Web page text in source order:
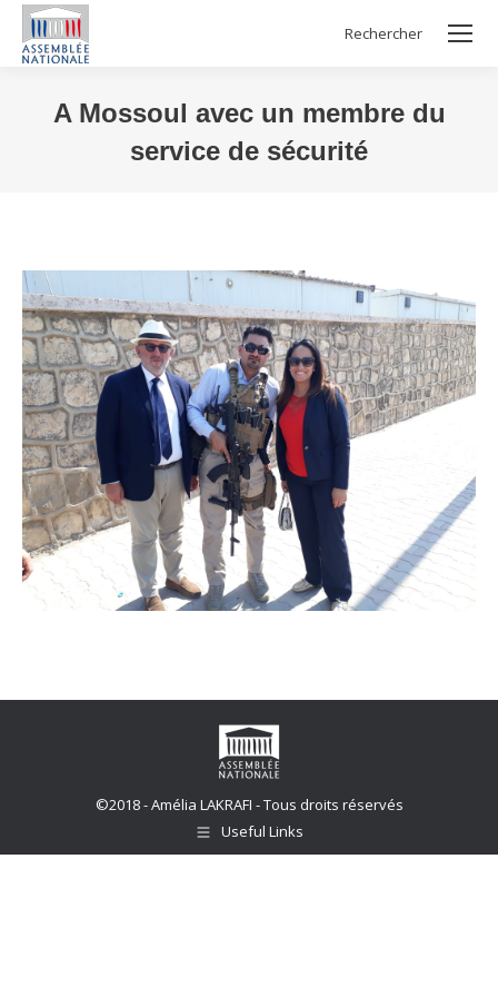
Search:
Rechercher
A Mossoul avec un membre du
service de sécurité
©2018 - Amélia LAKRAFI - Tous droits réservés
Useful Links